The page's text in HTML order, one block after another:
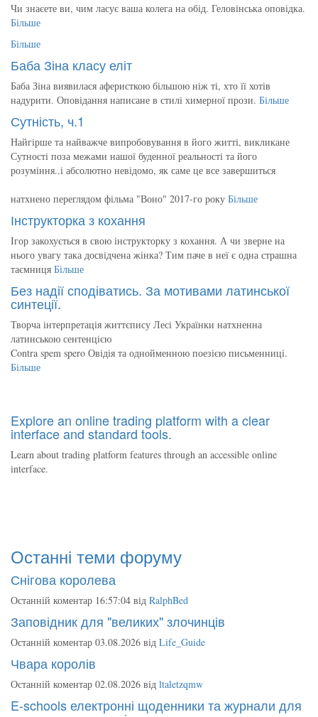
Чи знаєете ви, чим ласує ваша колега на обід. Геловінська оповідка.
Більше
Більше
Баба Зіна класу еліт
Баба Зіна виявилася аферисткою більшою ніж ті, хто її хотів
надурити. Оповідання написане в стилі химерної прози. Більше
Сутність, ч.1
Найгірше та найважче випробовування в його житті, викликане
Сутності поза межами нашої буденної реальності та його
розуміння..і абсолютно невідомо, як саме це все завершиться
натхнено переглядом фільма "Воно" 2017-го року Більше
Інструкторка з кохання
Ігор закохується в свою інструкторку з кохання. А чи зверне на
нього увагу така досвідчена жінка? Тим паче в неї є одна страшна
таємниця Більше
Без надії сподіватись. За мотивами латинської
синтеції.
Творча інтерпретація життєпису Лесі Українки натхненна
латинською сентенцією
Contra spem spero Овідія та однойменною поезією письменниці.
Більше
Explore an online trading platform with a clear
interface and standard tools.
Learn about trading platform features through an accessible online
interface.
Останні теми форуму
Снігова королева
Останній коментар 16:57:04 від RalphBed
Заповідник для "великих" злочинців
Останній коментар 03.08.2026 від Life_Guide
Чвара королів
Останній коментар 02.08.2026 від ltaletzqmw
E-schools електронні щоденники та журнали для